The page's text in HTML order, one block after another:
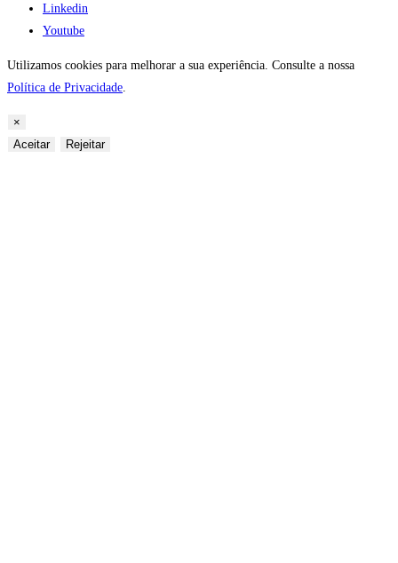
Linkedin
Youtube
Utilizamos cookies para melhorar a sua experiência. Consulte a nossa
Política de Privacidade
×
Aceitar
Rejeitar